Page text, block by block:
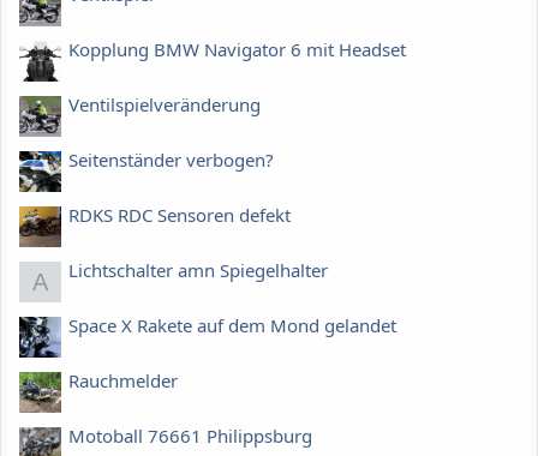
Kopplung BMW Navigator 6 mit Headset
Ventilspielveränderung
Seitenständer verbogen?
RDKS RDC Sensoren defekt
A Lichtschalter amn Spiegelhalter
Space X Rakete auf dem Mond gelandet
Rauchmelder
Motoball 76661 Philippsburg